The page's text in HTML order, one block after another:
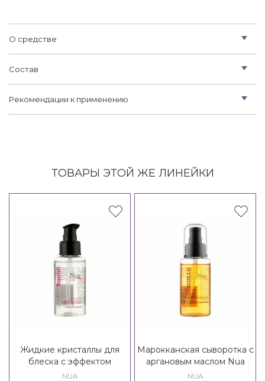
О средстве
Состав
Рекомендации к применению
ТОВАРЫ ЭТОЙ ЖЕ ЛИНЕЙКИ
Жидкие кристаллы для
блеска с эффектом
ламинирования Nua Cristalli
NUA
Марокканская сыворотка с
аргановым маслом Nua
Siero Del Marocco
NUA